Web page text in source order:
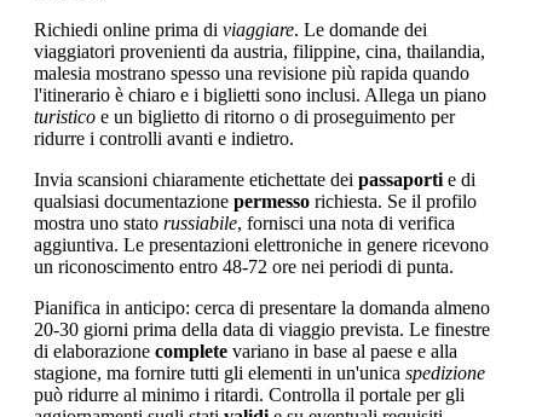
Richiedi online prima di viaggiare. Le domande dei
viaggiatori provenienti da austria, filippine, cina, thailandia,
malesia mostrano spesso una revisione più rapida quando
l'itinerario è chiaro e i biglietti sono inclusi. Allega un piano
turistico e un biglietto di ritorno o di proseguimento per
ridurre i controlli avanti e indietro.
Invia scansioni chiaramente etichettate dei passaporti e di
qualsiasi documentazione permesso richiesta. Se il profilo
mostra uno stato russiabile, fornisci una nota di verifica
aggiuntiva. Le presentazioni elettroniche in genere ricevono
un riconoscimento entro 48-72 ore nei periodi di punta.
Pianifica in anticipo: cerca di presentare la domanda almeno
20-30 giorni prima della data di viaggio prevista. Le finestre
di elaborazione complete variano in base al paese e alla
stagione, ma fornire tutti gli elementi in un'unica spedizione
può ridurre al minimo i ritardi. Controlla il portale per gli